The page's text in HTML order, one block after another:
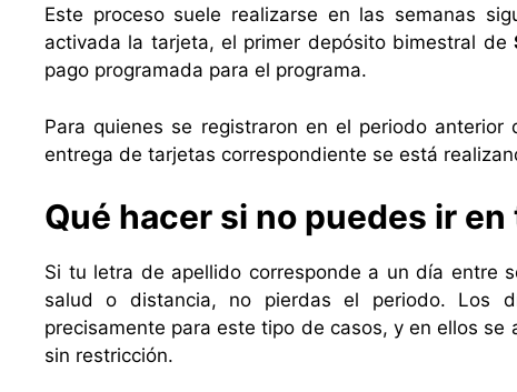
Este proceso suele realizarse en las semanas
activada la tarjeta, el primer depósito bimestral de
pago programada para el programa.
Para quienes se registraron en el periodo
entrega de tarjetas correspondiente se está
Qué hacer si no puedes ir
Si tu letra de apellido corresponde a un día entre
salud o distancia, no pierdas el periodo. Los
precisamente para este tipo de casos, y en ellos
sin restricción.